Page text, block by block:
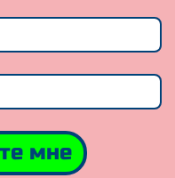
мне